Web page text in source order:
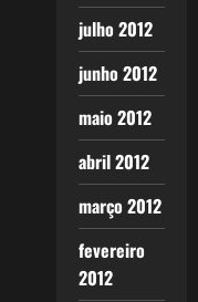
julho 2012
junho 2012
maio 2012
abril 2012
março 2012
fevereiro
2012